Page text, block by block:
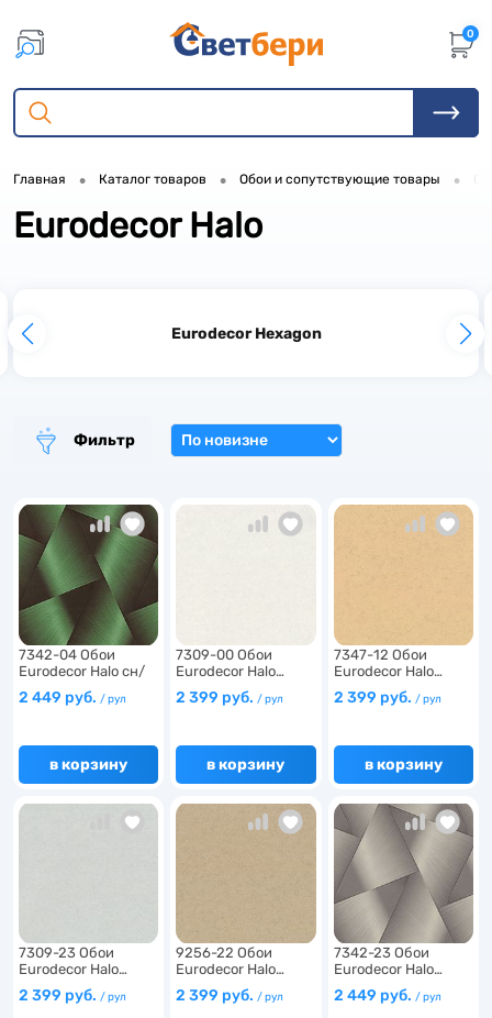
0
Главная • Каталог товаров • Обои и сопутствующие товары •
Eurodecor Halo
Eurodecor Hexagon
2
6
6
Фильтр
7342-04 Обои
Eurodecor Halo сн/
ро…
2 449 руб. / рул
в корзину
7309-00 Обои
Eurodecor Halo…
2 399 руб./ рул
в корзину
7347-12 Обои
Eurodecor Halo…
2 399 руб. / рул
в корзину
7309-23 Обои
Eurodecor Halo…
2 399 руб. / рул
9256-22 Обои
Eurodecor Halo…
2 399 руб./ рул
7342-23 Обои
Eurodecor Halo…
2 449 руб. / рул